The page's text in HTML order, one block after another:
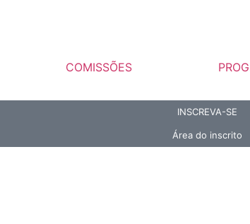
COMISSÕES
INSCREVA-SE
Área do inscrito